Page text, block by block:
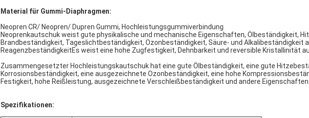
Material für Gummi-Diaphragmen:
Neopren CR/ Neopren/ Dupren Gummi, Hochleistungsgummiverbindung
Neoprenkautschuk weist gute physikalische und mechanische Eigenschaften, Ölbeständigkeit,
Brandbeständigkeit, Tageslichtbeständigkeit, Ozonbeständigkeit, Säure- und Alkalibeständigkeit
ReagenzbeständigkeitEs weist eine hohe Zugfestigkeit, Dehnbarkeit und reversible Kristallinität
Zusammengesetzter Hochleistungskautschuk hat eine gute Ölbeständigkeit, eine gute
Korrosionsbeständigkeit, eine ausgezeichnete Ozonbeständigkeit, eine hohe
Festigkeit, hohe Reißleistung, ausgezeichnete Verschleißbeständigkeit und andere Eigenschaften.
Spezifikationen: